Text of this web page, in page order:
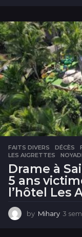
FAITS DIVERS DÉCÈS ,
LES AIGRETTES
,
Drame à
5 ans
l’hôtel Les
by Mihary 3